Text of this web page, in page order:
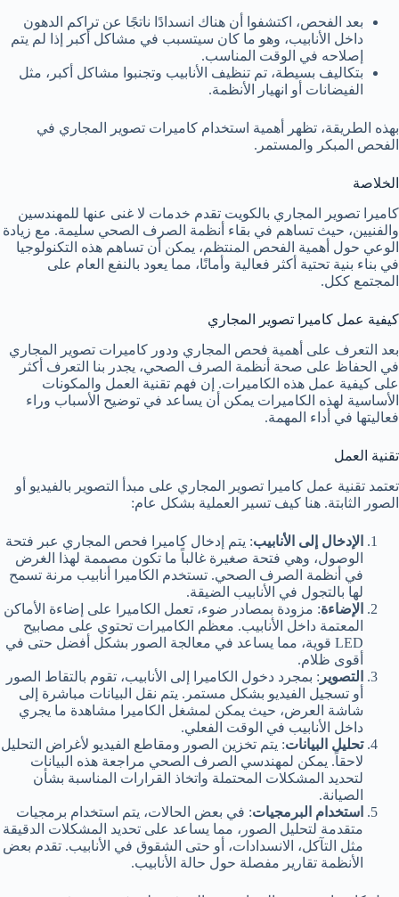
بعد الفحص، اكتشفوا أن هناك انسدادًا ناتجًا عن تراكم الدهون
داخل الأنابيب، وهو ما كان سيتسبب في مشاكل أكبر إذا لم يتم
إصلاحه في الوقت المناسب.
بتكاليف بسيطة، تم تنظيف الأنابيب وتجنبوا مشاكل أكبر، مثل
الفيضانات أو انهيار الأنظمة.
بهذه الطريقة، تظهر أهمية استخدام كاميرات تصوير المجاري في
الفحص المبكر والمستمر.
الخلاصة
كاميرا تصوير المجاري بالكويت تقدم خدمات لا غنى عنها للمهندسين
والفنيين، حيث تساهم في بقاء أنظمة الصرف الصحي سليمة. مع زيادة
الوعي حول أهمية الفحص المنتظم، يمكن أن تساهم هذه التكنولوجيا
في بناء بنية تحتية أكثر فعالية وأمانًا، مما يعود بالنفع العام على
المجتمع ككل.
كيفية عمل كاميرا تصوير المجاري
بعد التعرف على أهمية فحص المجاري ودور كاميرات تصوير المجاري
في الحفاظ على صحة أنظمة الصرف الصحي، يجدر بنا التعرف أكثر
على كيفية عمل هذه الكاميرات. إن فهم تقنية العمل والمكونات
الأساسية لهذه الكاميرات يمكن أن يساعد في توضيح الأسباب وراء
فعاليتها في أداء المهمة.
تقنية العمل
تعتمد تقنية عمل كاميرا تصوير المجاري على مبدأ التصوير بالفيديو أو
الصور الثابتة. هنا كيف تسير العملية بشكل عام:
الإدخال إلى الأنابيب: يتم إدخال كاميرا فحص المجاري عبر فتحة
الوصول، وهي فتحة صغيرة غالباً ما تكون مصممة لهذا الغرض
في أنظمة الصرف الصحي. تستخدم الكاميرا أنابيب مرنة تسمح
لها بالتجول في الأنابيب الضيقة.
الإضاءة: مزودة بمصادر ضوء، تعمل الكاميرا على إضاءة الأماكن
المعتمة داخل الأنابيب. معظم الكاميرات تحتوي على مصابيح
LED قوية، مما يساعد في معالجة الصور بشكل أفضل حتى في
أقوى ظلام.
التصوير : بمجرد دخول الكاميرا إلى الأنابيب، تقوم بالتقاط الصور
أو تسجيل الفيديو بشكل مستمر. يتم نقل البيانات مباشرة إلى
شاشة العرض، حيث يمكن لمشغل الكاميرا مشاهدة ما يجري
داخل الأنابيب في الوقت الفعلي.
تحليل البيانات: يتم تخزين الصور ومقاطع الفيديو لأغراض التحليل
لاحقاً. يمكن لمهندسي الصرف الصحي مراجعة هذه البيانات
لتحديد المشكلات المحتملة واتخاذ القرارات المناسبة بشأن
الصيانة.
استخدام البرمجيات: في بعض الحالات، يتم استخدام برمجيات
متقدمة لتحليل الصور، مما يساعد على تحديد المشكلات الدقيقة
مثل التآكل، الانسدادات، أو حتى الشقوق في الأنابيب. تقدم بعض
الأنظمة تقارير مفصلة حول حالة الأنابيب.